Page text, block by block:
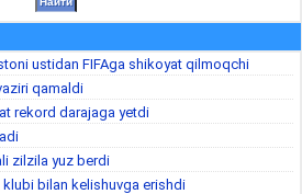
ustidan FIFAga shikoyat qilmoqchi
qamaldi
rekord darajaga yetdi
zilzila yuz berdi
bilan kelishuvga erishdi